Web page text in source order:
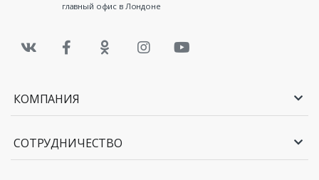
главный офис в Лондоне
КОМПАНИЯ
СОТРУДНИЧЕСТВО